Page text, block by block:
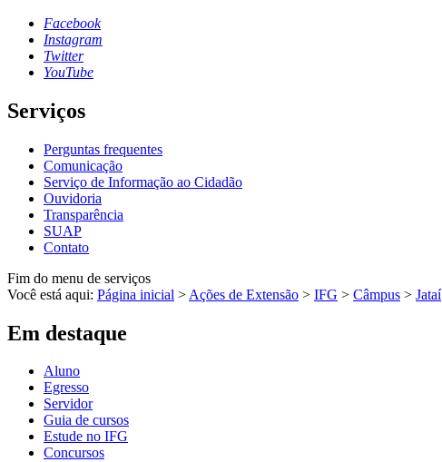
Facebook
Instagram
Twitter
YouTube
Serviços
Perguntas frequentes
Comunicação
Serviço de Informação ao Cidadão
Ouvidoria
Transparência
SUAP
Contato
Fim do menu de serviços
Você está aqui: Página inicial > Ações de Extensão > IFG > Câmpus > Jataí
Em destaque
Aluno
Egresso
Servidor
Guia de cursos
Estude no IFG
Concursos